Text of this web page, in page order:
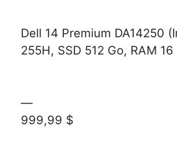
Dell 14 Premium DA14250
255H, SSD 512 Go, RAM
—
999,99 $